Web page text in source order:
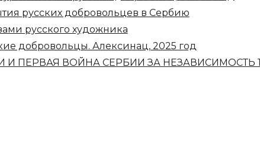
русских добровольцев в Сербию
русского художника
добровольцы. Алексинац, 2025 год
ВОЙНА СЕРБИИ ЗА НЕЗАВИСИМОСТЬ